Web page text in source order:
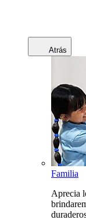
Atrás
Familia
Aprecia